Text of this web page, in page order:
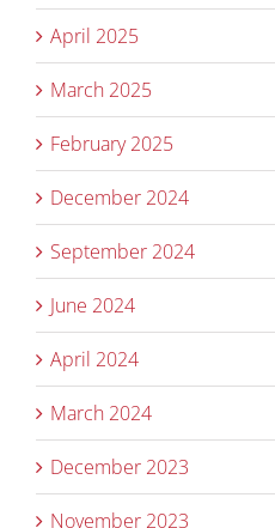
April 2025
March 2025
February 2025
December 2024
September 2024
June 2024
April 2024
March 2024
December 2023
November 2023